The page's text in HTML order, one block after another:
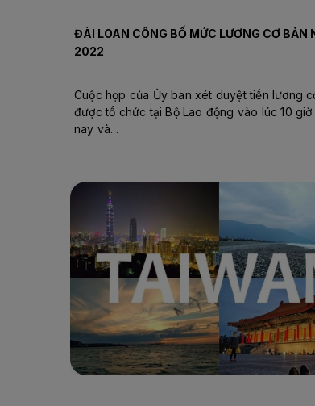
ĐÀI LOAN CÔNG BỐ MỨC LƯƠNG CƠ BẢN
2022
Cuộc họp của Ủy ban xét duyệt tiền lương
được tổ chức tại Bộ Lao động vào lúc 10 giờ
nay và...